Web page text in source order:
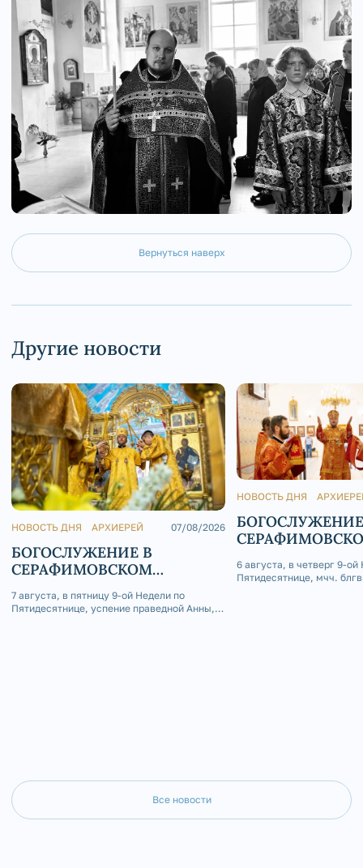
Вернуться наверх
Другие новости
Все новости
НОВОСТЬ ДНЯ АРХИЕРЕЙ 07/08/2026
БОГОСЛУЖЕНИЕ В
СЕРАФИМОВСКОМ
7 августа, в пятницу 9-ой Недели по
Пятидесятнице, успение праведной Анны,
НОВОСТЬ ДНЯ
6 августа, в четверг 9-ой
Пятидесятнице, мчч.